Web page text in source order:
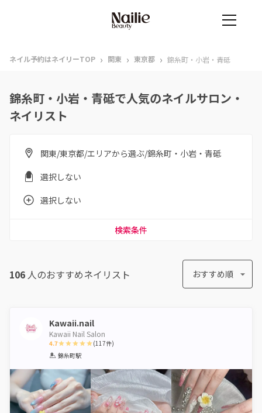
ネイル予約はネイリーTOP › 関東 › 東京都 › 錦糸町・小岩・青砥
錦糸町・小岩・青砥で人気のネイルサロン・
ネイリスト
関東/東京都/エリアから選ぶ/錦糸町・小岩・青砥
選択しない
選択しない
検索条件
106 人のおすすめネイリスト おすすめ順
Kawaii.nail
Kawaii Nail Salon
4.7
1 2 3 4
(117件)
錦糸町駅